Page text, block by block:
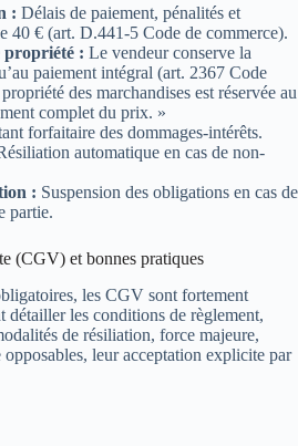
: Délais de paiement, pénalités et
40 € (art. D.441-5 Code de commerce).
propriété : Le vendeur conserve la
paiement intégral (art. 2367 Code
des marchandises est réservée au
complet du prix. »
forfaitaire des dommages-intérêts.
automatique en cas de non-
: Suspension des obligations en cas de
partie.
(CGV) et bonnes pratiques
les CGV sont fortement
détailler les conditions de règlement,
de résiliation, force majeure,
leur acceptation explicite par